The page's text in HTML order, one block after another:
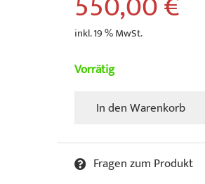
inkl. 19 % MwSt.
Vorrätig
Felixmüller,
-
Das
In den Warenkorb
Fragen zum Produkt